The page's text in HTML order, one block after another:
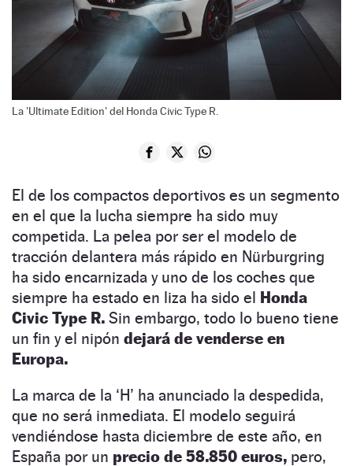
La 'Ultimate Edition' del Honda Civic Type R.
El de los compactos deportivos es un segmento
en el que la lucha siempre ha sido muy
competida. La pelea por ser el modelo de
tracción delantera más rápido en Nürburgring
ha sido encarnizada y uno de los coches que
siempre ha estado en liza ha sido el Honda
Civic Type R. Sin embargo, todo lo bueno tiene
un fin y el nipón dejará de venderse en
Europa.
La marca de la ‘H’ ha anunciado la despedida,
que no será inmediata. El modelo seguirá
vendiéndose hasta diciembre de este año, en
España por un precio de 58.850 euros, pero,